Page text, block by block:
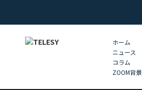
ホーム
ニュース
コラム
ZOOM背景